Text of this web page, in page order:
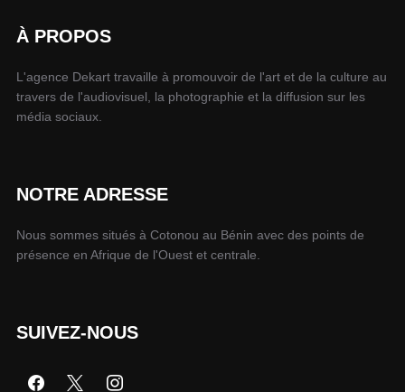
À PROPOS
L'agence Dekart travaille à promouvoir de l'art et de la culture au
travers de l'audiovisuel, la photographie et la diffusion sur les
média sociaux.
NOTRE ADRESSE
Nous sommes situés à Cotonou au Bénin avec des points de
présence en Afrique de l'Ouest et centrale.
SUIVEZ-NOUS